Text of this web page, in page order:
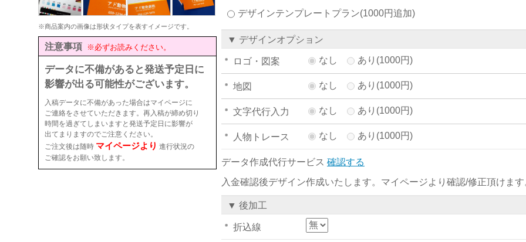
※商品案内の画像は形状タイプを表すイメージです。
注意事項 ※必ずお読みください。
データに不備があると発送予定日に
影響が出る可能性がございます。
入稿データに不備があった場合はマイページに
ご連絡をさせていただきます。再入稿が締め切り
時間を過ぎてしまいますと発送予定日に影響が
出てまりますのでご注意ください。
ご注文後は随時 マイページより 進行状況の
ご確認をお願い致します。
デザインテンプレートプラン(1000円追加)
▼ デザインオプション
ロゴ・図案 なし あり(1000円)
地図 なし あり(1000円)
文字代行入力 なし あり(1000円)
人物トレース なし あり(1000円)
データ作成代行サービス 確認する
入金確認後デザイン作成いたします。マイページより確認/修正頂けます
▼ 後加工
折込線